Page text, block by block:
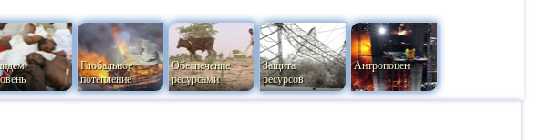
Глобальное
потепление
Обеспечение
ресурсами
Защита
ресурсов
Антропоцен